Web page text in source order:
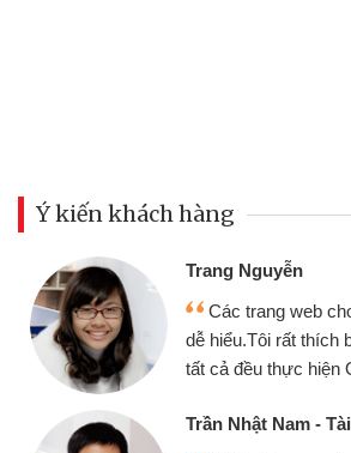
Ý kiến khách hàng
online sử dụng thân thiện,
gian giải ngân nhanh chóng
ra lãi suất rất tốt